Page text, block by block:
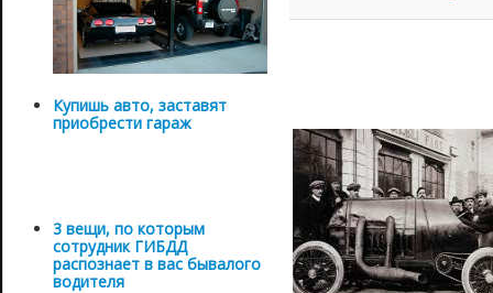
Купишь авто, заставят
приобрести гараж
3 вещи, по которым
сотрудник ГИБДД
распознает в вас бывалого
водителя